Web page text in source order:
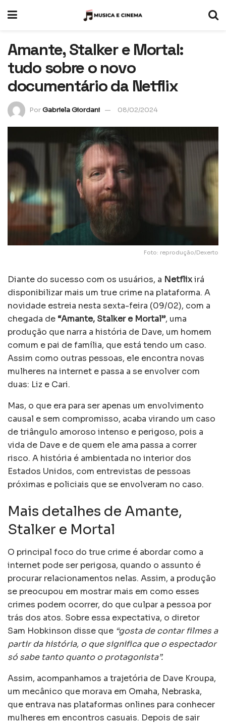
Amante, Stalker e Mortal:
tudo sobre o novo
documentário da Netflix
PorGabriela Giordani 08/02/2024
Foto: reprodução/Dexerto
Diante do sucesso com os usuários, a Netflixirá
disponibilizar mais um true crime na plataforma. A
novidade estreia nesta sexta-feira (09/02), com a
chegada de “Amante, Stalker e Mortal”, uma
produção que narra a história de Dave, um homem
comum e pai de família, que está tendo um caso.
Assim como outras pessoas, ele encontra novas
mulheres na internet e passa a se envolver com
duas: Liz e Cari.
Mas, o que era para ser apenas um envolvimento
causal e sem compromisso, acaba virando um caso
de triângulo amoroso intenso e perigoso, pois a
vida de Dave e de quem ele ama passa a correr
risco. A história é ambientada no interior dos
Estados Unidos, com entrevistas de pessoas
próximas e policiais que se envolveram no caso.
Mais detalhes de Amante,
Stalker e Mortal
O principal foco do true crime é abordar como a
internet pode ser perigosa, quando o assunto é
procurar relacionamentos nelas. Assim, a produção
se preocupou em mostrar mais em como esses
crimes podem ocorrer, do que culpar a pessoa por
trás dos atos. Sobre essa expectativa, o diretor
Sam Hobkinson disse que “gosta de contar filmes a
partir da história, o que significa que o espectador
só sabe tanto quanto o protagonista”.
Assim, acompanhamos a trajetória de Dave Kroupa,
um mecânico que morava em Omaha, Nebraska,
que entrava nas plataformas onlines para conhecer
mulheres em encontros casuais. Depois de sair